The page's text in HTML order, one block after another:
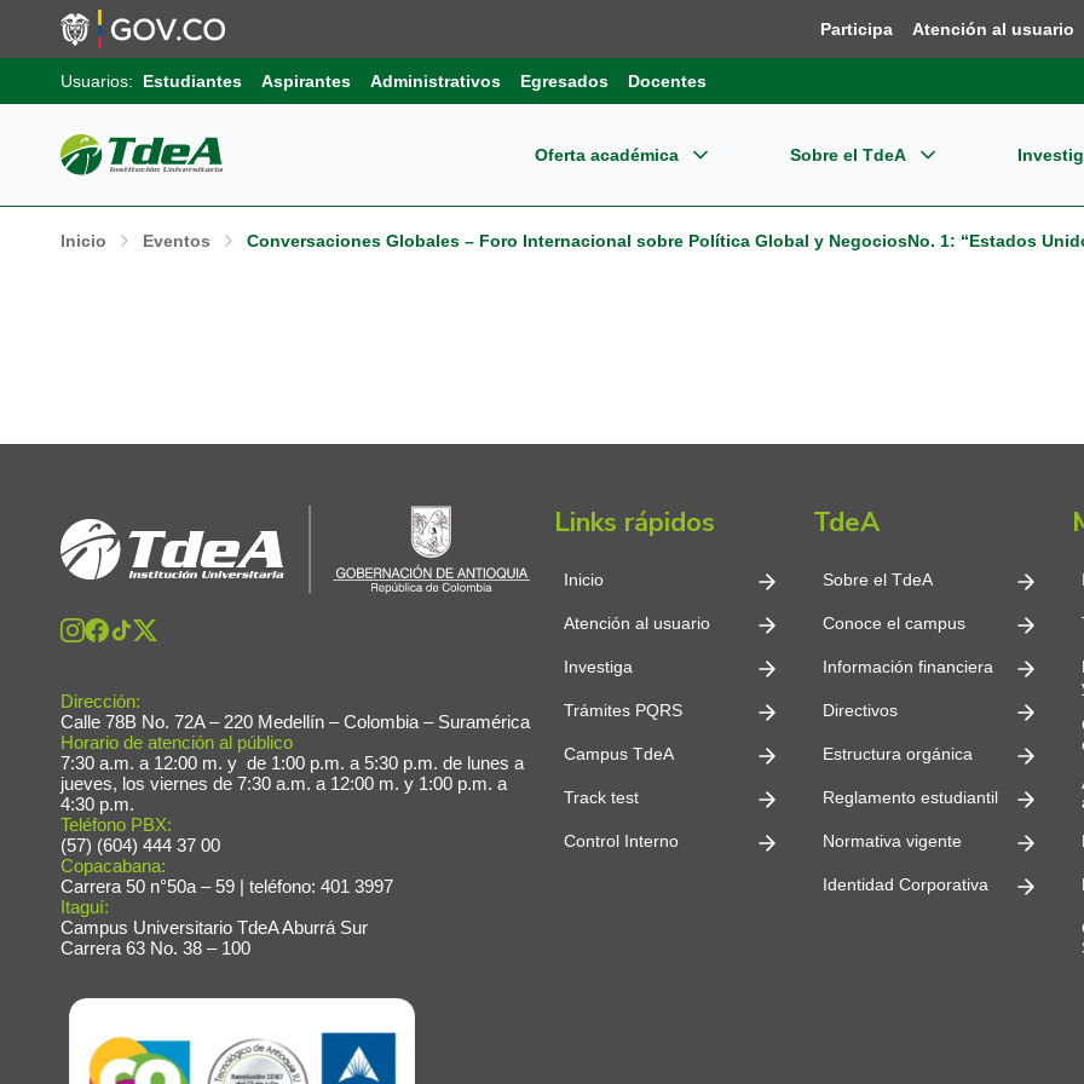
Participa Atención al usuario
Usuarios: Estudiantes Aspirantes Administrativos Egresados Docentes
Oferta académica
Posgrados
Programas Técnicos
Educación Continua
Facultades
Sobre el TdeA
Sobre el TdeA
Información financiera
Investigación
Extensión
Trámites
Inicio Eventos Conversaciones Globales – Foro Internacional sobre Política Global y NegociosNo. 1: “Estados
Dirección:
Calle 78B No. 72A – 220 Medellín – Colombia – Suramérica
Horario de atención al público
7:30 a.m. a 12:00 m. y de 1:00 p.m. a 5:30 p.m. de lunes a
jueves, los viernes de 7:30 a.m. a 12:00 m. y 1:00 p.m. a
4:30 p.m.
Teléfono PBX:
(57) (604) 444 37 00
Copacabana:
Carrera 50 n°50a – 59 | teléfono: 401 3997
Itaguí:
Campus Universitario TdeA Aburrá Sur
Carrera 63 No. 38 – 100
Links rápidos
Inicio
Atención al usuario
Investiga
Trámites PQRS
Campus TdeA
Track test
Control Interno
TdeA
Sobre el TdeA
Conoce el campus
Información financiera
Directivos
Estructura orgánica
Reglamento estudiantil
Normativa vigente
Identidad Corporativa